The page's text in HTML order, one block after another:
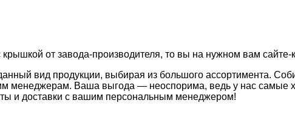
от завода-производителя, то вы на нужном вам сайте-
вид продукции, выбирая из большого ассортимента.
менеджерам. Ваша выгода — неоспорима, ведь у нас самые
и доставки с вашим персональным менеджером!